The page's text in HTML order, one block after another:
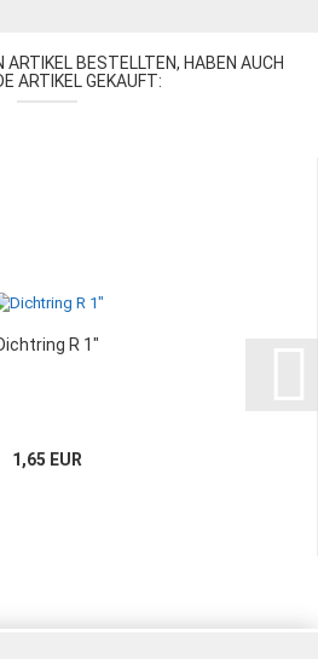
ARTIKEL BESTELLTEN, HABEN AUCH
ARTIKEL GEKAUFT:
R 1"
1,65 EUR